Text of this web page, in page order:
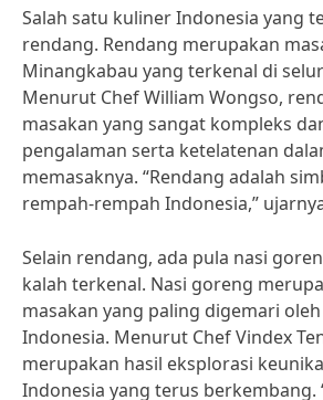
Salah satu kuliner Indonesia yang
rendang. Rendang merupakan
Minangkabau yang terkenal di
Menurut Chef William Wongso,
masakan yang sangat kompleks
pengalaman serta ketelatenan
memasaknya. “Rendang adalah
rempah-rempah Indonesia,”
Selain rendang, ada pula nasi
kalah terkenal. Nasi goreng
masakan yang paling digemari
Indonesia. Menurut Chef Vindex
merupakan hasil eksplorasi
Indonesia yang terus berkembang.